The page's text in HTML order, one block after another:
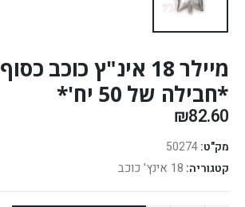
מיילר 18 אינ"ץ כוכב כסוף
*חבילה של 50 יח'*
₪82.60
מק"ט: 50274
קטגוריה: 18 אינץ' כוכב